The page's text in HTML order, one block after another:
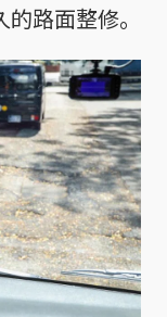
路面整修。